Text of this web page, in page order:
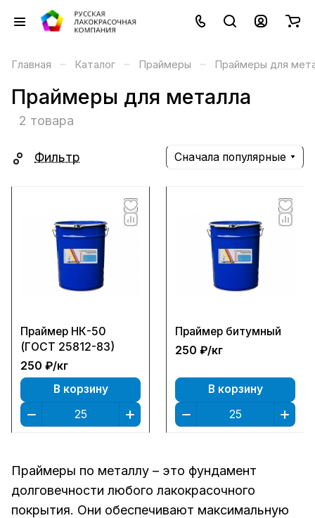
Главная – Каталог – Праймеры – Праймеры для
Праймеры для металла
2 товара
Фильтр Сначала популярные
Праймер НК-50
(ГОСТ 25812-83)
250 ₽/кг
В корзину
Праймер битумный
250 ₽/кг
В корзину
Праймеры по металлу – это фундамент
долговечности любого лакокрасочного
покрытия. Они обеспечивают максимальную